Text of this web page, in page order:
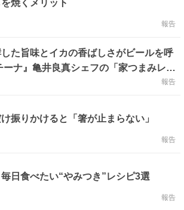
焼くメリット
報告
た旨味とイカの香ばしさがビールを呼
ナ』⻲井良真シェフの「家つまみレシ
報告
振りかけると「箸が止まらない」
報告
日食べたい“やみつき”レシピ3選
報告